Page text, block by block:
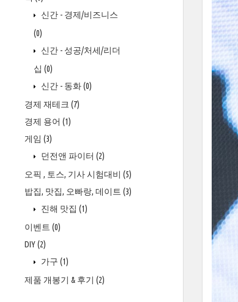
신간 - 경제/비즈니스
(0)
신간 - 성공/처세/리더
십 (0)
신간 - 동화(0)
경제 재테크 (7)
경제 용어 (1)
게임 (3)
던전앤 파이터 (2)
오픽 , 토스, 기사 시험대비 (5)
밥집, 맛집, 오빠랑, 데이트 (3)
진해 맛집 (1)
이벤트 (0)
DIY(2)
가구 (1)
제품 개봉기 & 후기 (2)